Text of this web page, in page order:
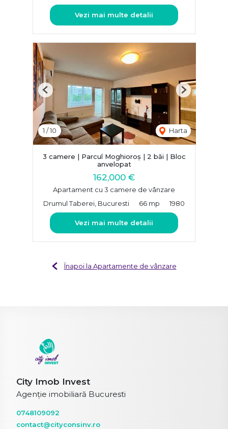
Vezi mai multe detalii
1 /10 Harta
Previous Next
3 camere | Parcul Moghioroș | 2 băi | Bloc
anvelopat
162,000 €
Apartament cu 3 camere de vânzare
Drumul Taberei, Bucuresti
66 mp 1980
Vezi mai multe detalii
Înapoi la Apartamente de vânzare
City Imob Invest
Agenție imobiliară Bucuresti
0748109092
contact@cityconsinv.ro